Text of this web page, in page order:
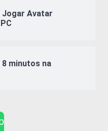
Jogar Avatar
8 minutos na